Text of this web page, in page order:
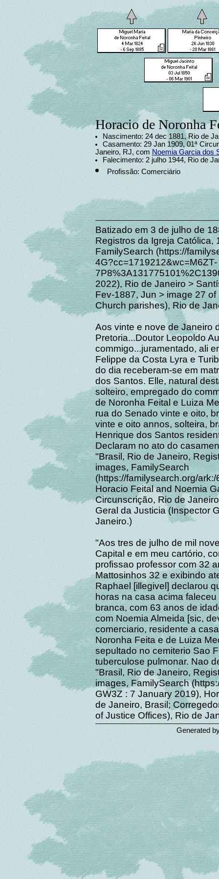
Horacio de Noronha
Nascimento: 24 dec 1881, Rio de
Casamento: 29 Jan 1909, 01ª
Janeiro, RJ, com Noemia Garcia dos
Falecimento: 2 julho 1944, Rio de
Profissão: Comerciário
Batizado em 3 de julho de
Registros da Igreja Católica,
FamilySearch (https://
4G?cc=1719212&wc=M6ZT-
2022), Rio de Janeiro >
Fev-1887, Jun > image 27
Church parishes), Rio de
Aos vinte e nove de Janeiro
Pretoria...Doutor Leopoldo
commigo...juramentado, ali
Felippe da Costa Lyra e
do dia receberam-se em
dos Santos. Elle, natural
solteiro, empregado do
de Noronha Feital e Luiza
rua do Senado vinte e oito,
vinte e oito annos, solteira,
Henrique dos Santos
Declaram no ato do
"Brasil, Rio de Janeiro,
images, FamilySearch
(https://familysearch.org/
Horacio Feital and Noemia
Circunscrição, Rio de
Geral da Justicia (Inspector
Janeiro.)
"Aos tres de julho de mil
Capital e em meu cartório,
profissao professor com 32
Mattosinhos 32 e exibindo
Raphael [illegivel] declarou
horas na casa acima
branca, com 63 anos de
com Noemia Almeida [sic,
comerciario, residente a
Noronha Feita e de Luiza
sepultado no cemiterio Sao
tuberculose pulmonar. Nao
"Brasil, Rio de Janeiro,
images, FamilySearch
GW3Z : 7 January 2019),
de Janeiro, Brasil;
of Justice Offices), Rio de
Generated